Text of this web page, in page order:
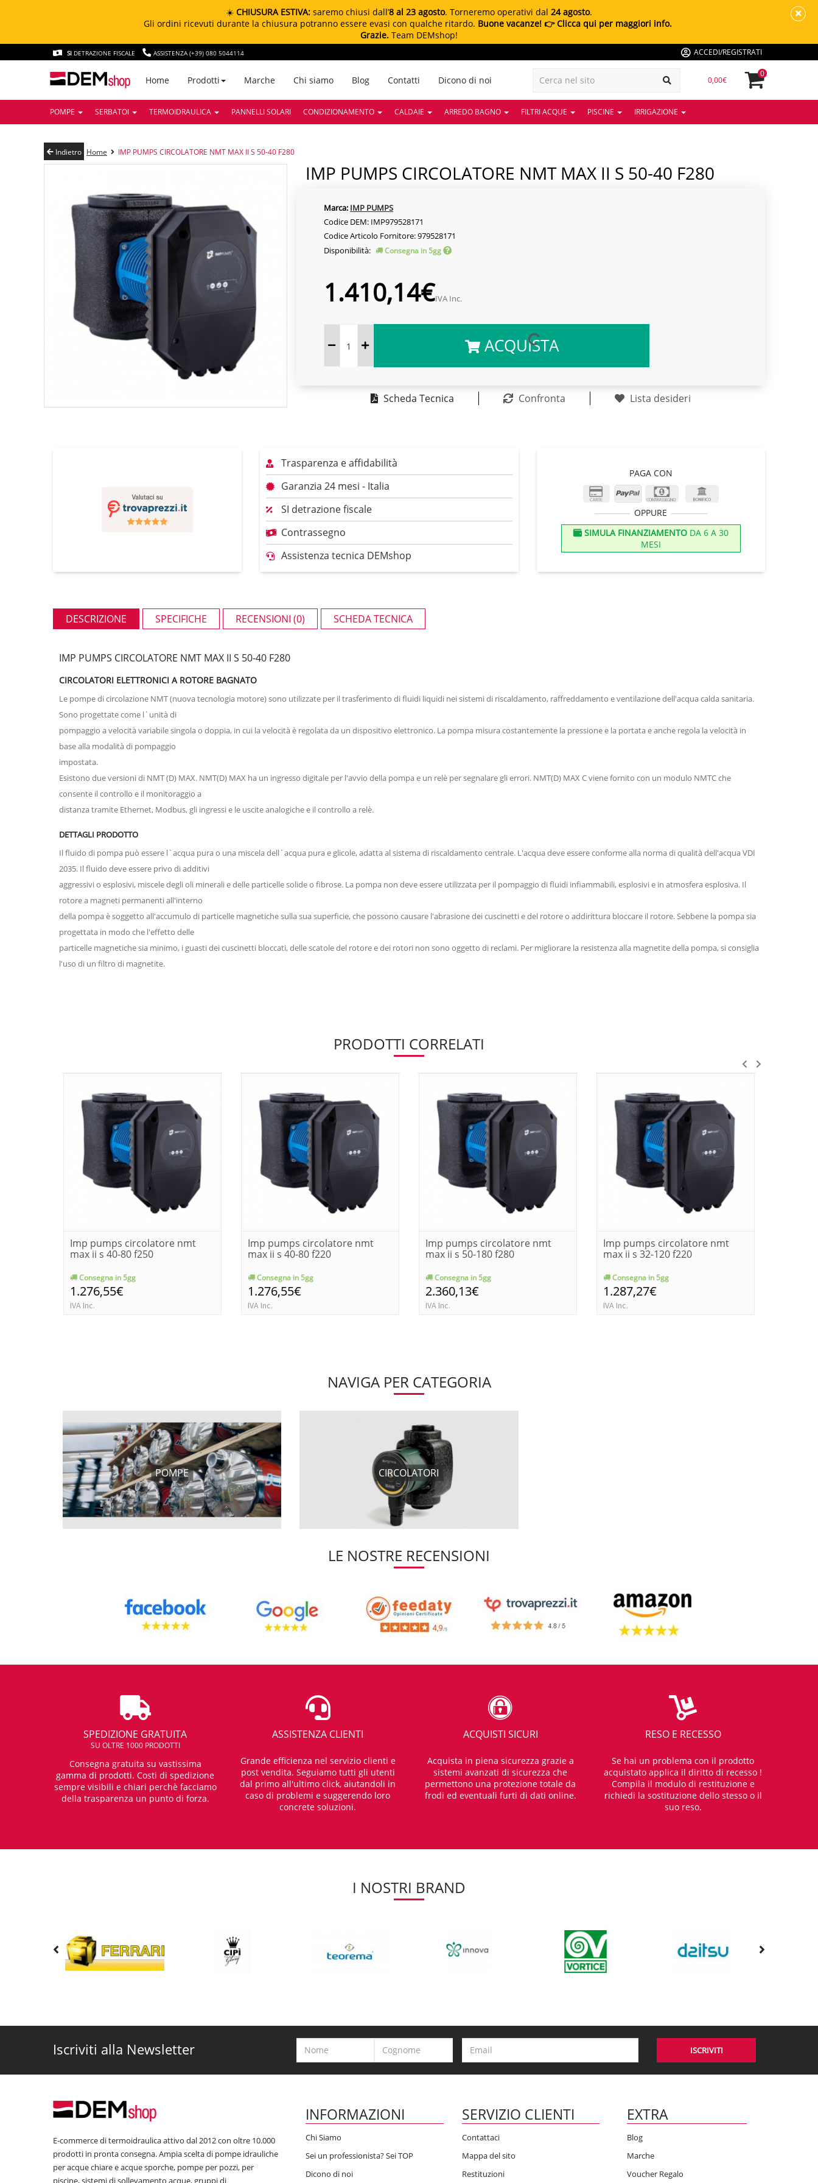
☀️ CHIUSURA ESTIVA: saremo chiusi dall’8 al 23 agosto. Torneremo operativi dal 24 agosto.
Gli ordini ricevuti durante la chiusura potranno essere evasi con qualche ritardo. Buone vacanze! 👉 Clicca qui per maggiori info.
Grazie. Team DEMshop!
SI DETRAZIONE FISCALE ASSISTENZA (+39) 080 5044114 ACCEDI/REGISTRATI
Home Prodotti Marche Chi siamo Blog Contatti Dicono di noi 0,00€
0
POMPE SERBATOI TERMOIDRAULICA PANNELLI SOLARI CONDIZIONAMENTO CALDAIE ARREDO BAGNO FILTRI ACQUE PISCINE IRRIGAZIONE
Indietro Home IMP PUMPS CIRCOLATORE NMT MAX II S 50-40 F280
IMP PUMPS CIRCOLATORE NMT MAX II S 50-40 F280
Marca: IMP PUMPS
Codice DEM: IMP979528171
Codice Articolo Fornitore: 979528171
Disponibilità:
Consegna in 5gg
1.410,14€IVA Inc.
ACQUISTA
Scheda Tecnica Confronta Lista desideri
Trasparenza e affidabilità
Garanzia 24 mesi - Italia
SI detrazione fiscale
Contrassegno
Assistenza tecnica DEMshop
PAGA CON
OPPURE
SIMULA FINANZIAMENTODA 6 A 30
MESI
DESCRIZIONE SPECIFICHE RECENSIONI (0) SCHEDA TECNICA
IMP PUMPS CIRCOLATORE NMT MAX II S 50-40 F280
CIRCOLATORI ELETTRONICI A ROTORE BAGNATO
Le pompe di circolazione NMT (nuova tecnologia motore) sono utilizzate per il trasferimento di fluidi liquidi nei sistemi di riscaldamento, raffreddamento e ventilazione dell'acqua calda sanitaria.
Sono progettate come l`unità di
pompaggio a velocità variabile singola o doppia, in cui la velocità è regolata da un dispositivo elettronico. La pompa misura costantemente la pressione e la portata e anche regola la velocità in
base alla modalità di pompaggio
impostata.
Esistono due versioni di NMT (D) MAX. NMT(D) MAX ha un ingresso digitale per l'avvio della pompa e un relè per segnalare gli errori. NMT(D) MAX C viene fornito con un modulo NMTC che
consente il controllo e il monitoraggio a
distanza tramite Ethernet, Modbus, gli ingressi e le uscite analogiche e il controllo a relè.
DETTAGLI PRODOTTO
Il fluido di pompa può essere l`acqua pura o una miscela dell`acqua pura e glicole, adatta al sistema di riscaldamento centrale. L'acqua deve essere conforme alla norma di qualità dell'acqua VDI
2035. Il fluido deve essere privo di additivi
aggressivi o esplosivi, miscele degli oli minerali e delle particelle solide o fibrose. La pompa non deve essere utilizzata per il pompaggio di fluidi infiammabili, esplosivi e in atmosfera esplosiva. Il
rotore a magneti permanenti all'interno
della pompa è soggetto all'accumulo di particelle magnetiche sulla sua superficie, che possono causare l'abrasione dei cuscinetti e del rotore o addirittura bloccare il rotore. Sebbene la pompa sia
progettata in modo che l'effetto delle
particelle magnetiche sia minimo, i guasti dei cuscinetti bloccati, delle scatole del rotore e dei rotori non sono oggetto di reclami. Per migliorare la resistenza alla magnetite della pompa, si consiglia
l'uso di un filtro di magnetite.
PRODOTTI CORRELATI
Imp pumps circolatore nmt
max ii s 40-80 f250
Consegna in 5gg
1.276,55€
IVA Inc.
Imp pumps circolatore nmt
max ii s 40-80 f220
Consegna in 5gg
1.276,55€
IVA Inc.
Imp pumps circolatore nmt
max ii s 50-180 f280
Consegna in 5gg
2.360,13€
IVA Inc.
Imp pumps circolatore nmt
max ii s 32-120 f220
Consegna in 5gg
1.287,27€
IVA Inc.
NAVIGA PER CATEGORIA
POMPE CIRCOLATORI
LE NOSTRE RECENSIONI
SPEDIZIONE GRATUITA
SU OLTRE 1000 PRODOTTI
Consegna gratuita su vastissima
gamma di prodotti. Costi di spedizione
sempre visibili e chiari perchè facciamo
della trasparenza un punto di forza.
ASSISTENZA CLIENTI
Grande efficienza nel servizio clienti e
post vendita. Seguiamo tutti gli utenti
dal primo all'ultimo click, aiutandoli in
caso di problemi e suggerendo loro
concrete soluzioni.
ACQUISTI SICURI
Acquista in piena sicurezza grazie a
sistemi avanzati di sicurezza che
permettono una protezione totale da
frodi ed eventuali furti di dati online.
RESO E RECESSO
Se hai un problema con il prodotto
acquistato applica il diritto di recesso !
Compila il modulo di restituzione e
richiedi la sostituzione dello stesso o il
suo reso.
I NOSTRI BRAND
Iscriviti alla Newsletter ISCRIVITI
E-commerce di termoidraulica attivo dal 2012 con oltre 10.000
prodotti in pronta consegna. Ampia scelta di pompe idrauliche
per acque chiare e acque sporche, pompe per pozzi, per
piscine, sistemi di sollevamento acque, gruppi di
INFORMAZIONI
Chi Siamo
Sei un professionista? Sei TOP
Dicono di noi
SERVIZIO CLIENTI
Contattaci
Mappa del sito
Restituzioni
EXTRA
Blog
Marche
Voucher Regalo